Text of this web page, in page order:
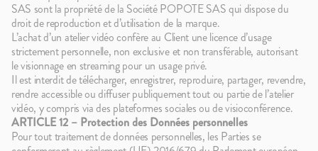
SAS sont la propriété de la Société POPOTE SAS qui dispose du
droit de reproduction et d’utilisation de la marque.
L’achat d’un atelier vidéo confère au Client une licence d’usage
strictement personnelle, non exclusive et non transférable, autorisant
le visionnage en streaming pour un usage privé.
Il est interdit de télécharger, enregistrer, reproduire, partager, revendre,
rendre accessible ou diffuser publiquement tout ou partie de l’atelier
vidéo, y compris via des plateformes sociales ou de visioconférence.
ARTICLE 12 – Protection des Données personnelles
Pour tout traitement de données personnelles, les Parties se